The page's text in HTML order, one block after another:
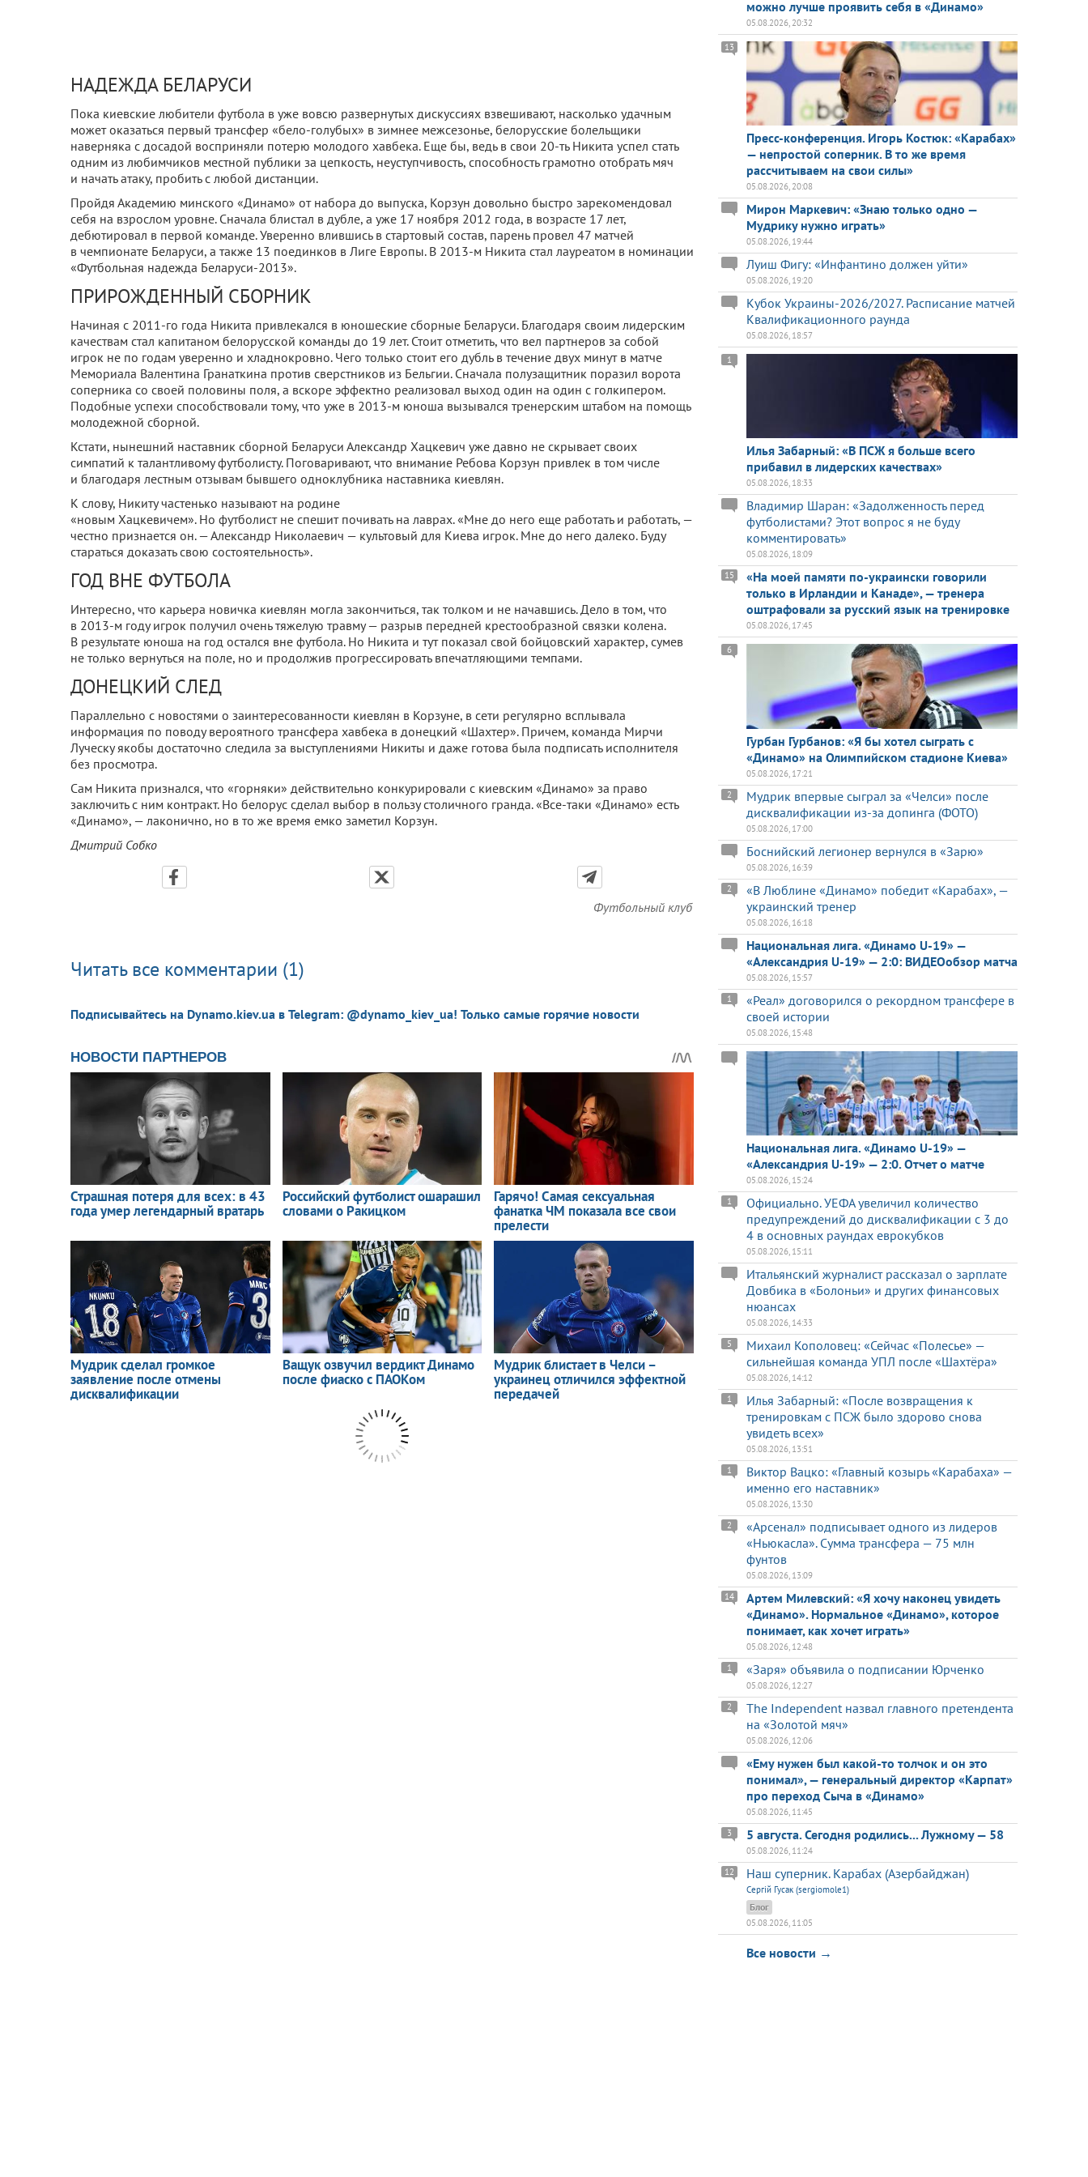
НАДЕЖДА БЕЛАРУСИ
Пока киевские любители футбола в уже вовсю развернутых дискуссиях взвешивают, насколько удачным
может оказаться первый трансфер «бело-голубых» в зимнее межсезонье, белорусские болельщики
наверняка с досадой восприняли потерю молодого хавбека. Еще бы, ведь в свои 20-ть Никита успел стать
одним из любимчиков местной публики за цепкость, неуступчивость, способность грамотно отобрать мяч
и начать атаку, пробить с любой дистанции.
Пройдя Академию минского «Динамо» от набора до выпуска, Корзун довольно быстро зарекомендовал
себя на взрослом уровне. Сначала блистал в дубле, а уже 17 ноября 2012 года, в возрасте 17 лет,
дебютировал в первой команде. Уверенно влившись в стартовый состав, парень провел 47 матчей
в чемпионате Беларуси, а также 13 поединков в Лиге Европы. В 2013-м Никита стал лауреатом в номинации
«Футбольная надежда Беларуси-2013».
ПРИРОЖДЕННЫЙ СБОРНИК
Начиная с 2011-го года Никита привлекался в юношеские сборные Беларуси. Благодаря своим лидерским
качествам стал капитаном белорусской команды до 19 лет. Стоит отметить, что вел партнеров за собой
игрок не по годам уверенно и хладнокровно. Чего только стоит его дубль в течение двух минут в матче
Мемориала Валентина Гранаткина против сверстников из Бельгии. Сначала полузащитник поразил ворота
соперника со своей половины поля, а вскоре эффектно реализовал выход один на один с голкипером.
Подобные успехи способствовали тому, что уже в 2013-м юноша вызывался тренерским штабом на помощь
молодежной сборной.
Кстати, нынешний наставник сборной Беларуси Александр Хацкевич уже давно не скрывает своих
симпатий к талантливому футболисту. Поговаривают, что внимание Ребова Корзун привлек в том числе
и благодаря лестным отзывам бывшего одноклубника наставника киевлян.
К слову, Никиту частенько называют на родине
«новым Хацкевичем». Но футболист не спешит почивать на лаврах. «Мне до него еще работать и работать, —
честно признается он. — Александр Николаевич — культовый для Киева игрок. Мне до него далеко. Буду
стараться доказать свою состоятельность».
ГОД ВНЕ ФУТБОЛА
Интересно, что карьера новичка киевлян могла закончиться, так толком и не начавшись. Дело в том, что
в 2013-м году игрок получил очень тяжелую травму — разрыв передней крестообразной связки колена.
В результате юноша на год остался вне футбола. Но Никита и тут показал свой бойцовский характер, сумев
не только вернуться на поле, но и продолжив прогрессировать впечатляющими темпами.
ДОНЕЦКИЙ СЛЕД
Параллельно с новостями о заинтересованности киевлян в Корзуне, в сети регулярно всплывала
информация по поводу вероятного трансфера хавбека в донецкий «Шахтер». Причем, команда Мирчи
Луческу якобы достаточно следила за выступлениями Никиты и даже готова была подписать исполнителя
без просмотра.
Сам Никита признался, что «горняки» действительно конкурировали с киевским «Динамо» за право
заключить с ним контракт. Но белорус сделал выбор в пользу столичного гранда. «Все-таки «Динамо» есть
«Динамо», — лаконично, но в то же время емко заметил Корзун.
Дмитрий Собко
Футбольный клуб
Читать все комментарии (1)
Подписывайтесь на Dynamo.kiev.ua в Telegram: @dynamo_kiev_ua! Только самые горячие новости
можно лучше проявить себя в «Динамо»
05.08.2026, 20:32
Пресс-конференция. Игорь Костюк: «Карабах»
— непростой соперник. В то же время
рассчитываем на свои силы»
13
05.08.2026, 20:08
Мирон Маркевич: «Знаю только одно —
Мудрику нужно играть»
05.08.2026, 19:44
Луиш Фигу: «Инфантино должен уйти»
05.08.2026, 19:20
Кубок Украины-2026/2027. Расписание матчей
Квалификационного раунда
05.08.2026, 18:57
Илья Забарный: «В ПСЖ я больше всего
прибавил в лидерских качествах»
1
05.08.2026, 18:33
Владимир Шаран: «Задолженность перед
футболистами? Этот вопрос я не буду
комментировать»
05.08.2026, 18:09
«На моей памяти по-украински говорили
только в Ирландии и Канаде», — тренера
оштрафовали за русский язык на тренировке
15
05.08.2026, 17:45
Гурбан Гурбанов: «Я бы хотел сыграть с
«Динамо» на Олимпийском стадионе Киева»
6
05.08.2026, 17:21
Мудрик впервые сыграл за «Челси» после
дисквалификации из-за допинга (ФОТО)
2
05.08.2026, 17:00
Боснийский легионер вернулся в «Зарю»
05.08.2026, 16:39
«В Люблине «Динамо» победит «Карабах», —
украинский тренер
2
05.08.2026, 16:18
Национальная лига. «Динамо U-19» —
«Александрия U-19» — 2:0: ВИДЕОобзор матча
05.08.2026, 15:57
«Реал» договорился о рекордном трансфере в
своей истории
1
05.08.2026, 15:48
Национальная лига. «Динамо U-19» —
«Александрия U-19» — 2:0. Отчет о матче
05.08.2026, 15:24
Официально. УЕФА увеличил количество
предупреждений до дисквалификации с 3 до
4 в основных раундах еврокубков
1
05.08.2026, 15:11
Итальянский журналист рассказал о зарплате
Довбика в «Болоньи» и других финансовых
нюансах
05.08.2026, 14:33
Михаил Кополовец: «Сейчас «Полесье» —
сильнейшая команда УПЛ после «Шахтёра»
5
05.08.2026, 14:12
Илья Забарный: «После возвращения к
тренировкам с ПСЖ было здорово снова
увидеть всех»
1
05.08.2026, 13:51
Виктор Вацко: «Главный козырь «Карабаха» —
именно его наставник»
1
05.08.2026, 13:30
«Арсенал» подписывает одного из лидеров
«Ньюкасла». Сумма трансфера — 75 млн
фунтов
2
05.08.2026, 13:09
Артем Милевский: «Я хочу наконец увидеть
«Динамо». Нормальное «Динамо», которое
понимает, как хочет играть»
14
05.08.2026, 12:48
«Заря» объявила о подписании Юрченко
1
05.08.2026, 12:27
The Independent назвал главного претендента
на «Золотой мяч»
2
05.08.2026, 12:06
«Ему нужен был какой-то толчок и он это
понимал», — генеральный директор «Карпат»
про переход Сыча в «Динамо»
05.08.2026, 11:45
5 августа. Сегодня родились... Лужному — 58
3
05.08.2026, 11:24
Наш суперник. Карабах (Азербайджан)
12
Сергій Гусак (sergiomole1)
Блог
05.08.2026, 11:05
Все новости →